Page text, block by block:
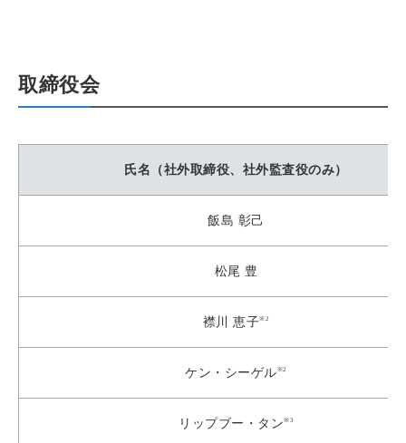
取締役会
氏名（社外取締役、社外監査役のみ）
飯島 彰己
松尾 豊
襟川 恵子※2
ケン・シーゲル※2
リップブー・タン※3